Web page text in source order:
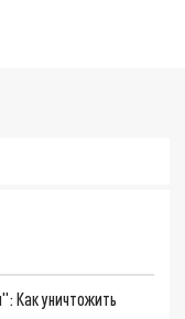
Как уничтожить